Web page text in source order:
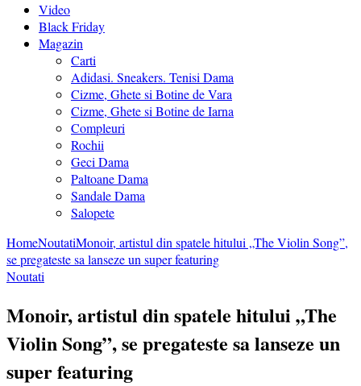
Video
Black Friday
Magazin
Carti
Adidasi. Sneakers. Tenisi Dama
Cizme, Ghete si Botine de Vara
Cizme, Ghete si Botine de Iarna
Compleuri
Rochii
Geci Dama
Paltoane Dama
Sandale Dama
Salopete
HomeNoutatiMonoir, artistul din spatele hitului „The Violin Song”,
se pregateste sa lanseze un super featuring
Noutati
Monoir, artistul din spatele hitului „The
Violin Song”, se pregateste sa lanseze un
super featuring